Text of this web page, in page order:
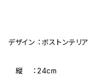
デザイン ：ボストンテリア
縦 ：24cm